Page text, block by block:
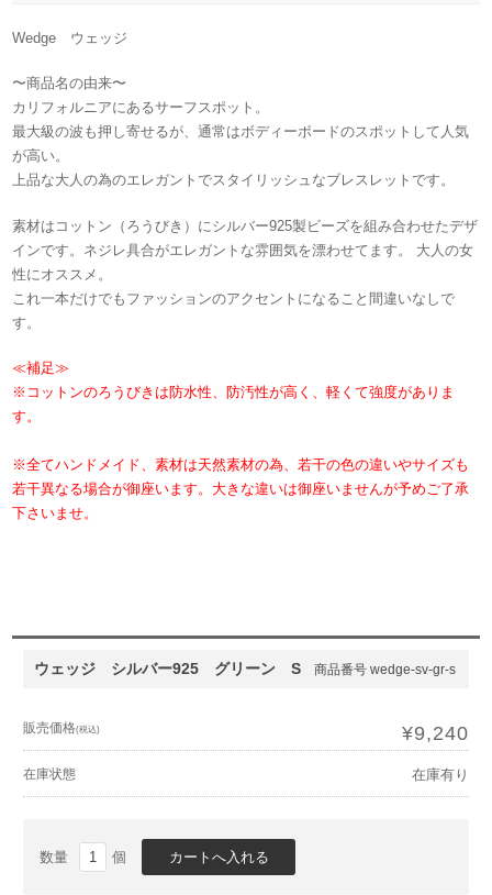
Wedge ウェッジ
〜商品名の由来〜
カリフォルニアにあるサーフスポット。
最大級の波も押し寄せるが、通常はボディーボードのスポットして人気
が高い。
上品な大人の為のエレガントでスタイリッシュなブレスレットです。
素材はコットン（ろうびき）にシルバー925製ビーズを組み合わせたデザ
インです。ネジレ具合がエレガントな雰囲気を漂わせてます。 大人の女
性にオススメ。
これ一本だけでもファッションのアクセントになること間違いなしで
す。
≪補足≫
※コットンのろうびきは防水性、防汚性が高く、軽くて強度がありま
す。
※全てハンドメイド、素材は天然素材の為、若干の色の違いやサイズも
若干異なる場合が御座います。大きな違いは御座いませんが予めご了承
下さいませ。
ウェッジ シルバー925 グリーン S 商品番号 wedge-sv-gr-s
販売価格(税込) ¥9,240
在庫状態 在庫有り
数量 個